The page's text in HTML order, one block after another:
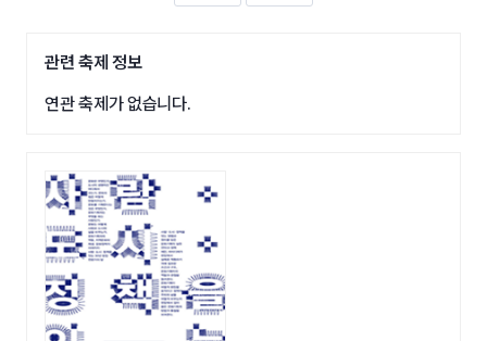
관련 축제 정보
연관 축제가 없습니다.